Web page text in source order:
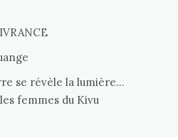
se révèle la lumière…
femmes du Kivu